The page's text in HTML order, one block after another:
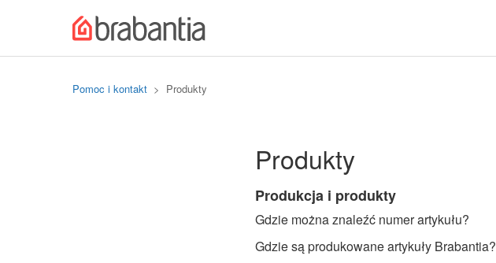
Pomoc i kontakt Produkty
Produkty
Produkcja i produkty
Gdzie można znaleźć numer artykułu?
Gdzie są produkowane artykuły Brabantia?